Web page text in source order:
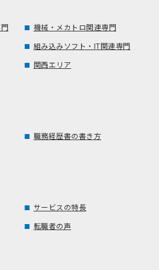
機械・メカトロ関連専門
組み込みソフト・IT関連専門
関西エリア
職務経歴書の書き方
サービスの特長
転職者の声